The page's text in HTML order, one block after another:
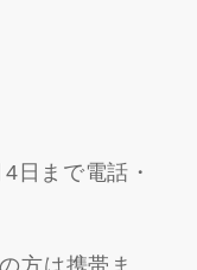
日まで電話・
方は携帯ま